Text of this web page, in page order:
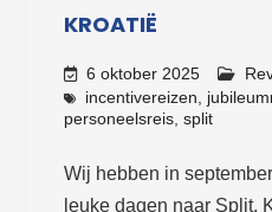
KROATIË
6 oktober 2025
incentivereizen,
personeelsreis, split
Wij hebben in
leuke dagen naar Split,